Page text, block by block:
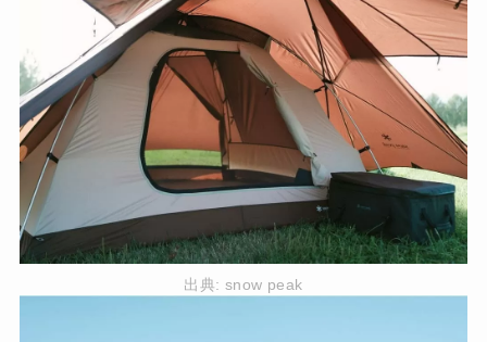
出典: snow peak